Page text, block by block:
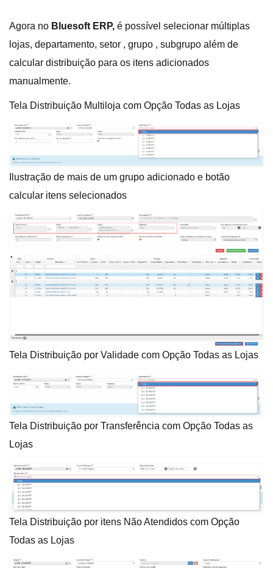
Agora no Bluesoft ERP, é possível selecionar múltiplas
lojas, departamento, setor , grupo , subgrupo além de
calcular distribuição para os itens adicionados
manualmente.
Tela Distribuição Multiloja com Opção Todas as Lojas
Ilustração de mais de um grupo adicionado e botão
calcular itens selecionados
Tela Distribuição por Validade com Opção Todas as Lojas
Tela Distribuição por Transferência com Opção Todas as
Lojas
Tela Distribuição por itens Não Atendidos com Opção
Todas as Lojas